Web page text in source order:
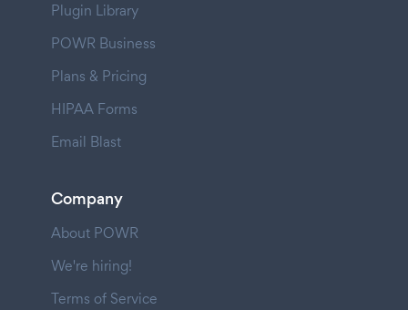
Plugin Library
POWR Business
Plans & Pricing
HIPAA Forms
Email Blast
Company
About POWR
We're hiring!
Terms of Service